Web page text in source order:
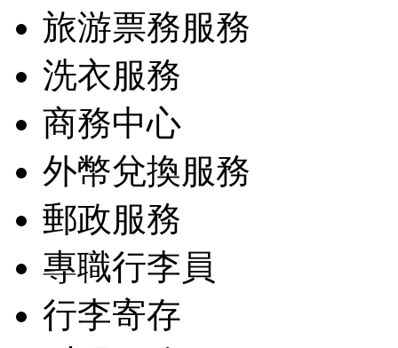
旅游票務服務
洗衣服務
商務中心
外幣兌換服務
郵政服務
專職行李員
行李寄存